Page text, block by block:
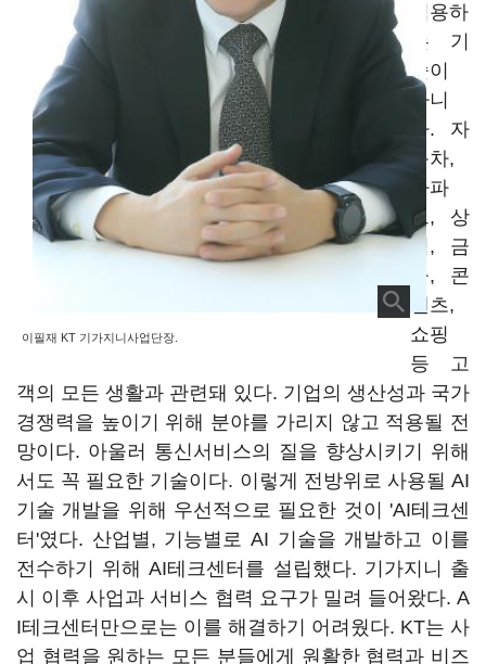
이필재 KT 기가지니사업단장.
적용하
는 기
술이
아니
다. 자
동차,
아파
트, 상
점, 금
융, 콘
텐츠,
쇼핑
등 고
객의 모든 생활과 관련돼 있다. 기업의 생산성과 국가
경쟁력을 높이기 위해 분야를 가리지 않고 적용될 전
망이다. 아울러 통신서비스의 질을 향상시키기 위해
서도 꼭 필요한 기술이다. 이렇게 전방위로 사용될 AI
기술 개발을 위해 우선적으로 필요한 것이 'AI테크센
터'였다. 산업별, 기능별로 AI 기술을 개발하고 이를
전수하기 위해 AI테크센터를 설립했다. 기가지니 출
시 이후 사업과 서비스 협력 요구가 밀려 들어왔다. A
I테크센터만으로는 이를 해결하기 어려웠다. KT는 사
업 협력을 원하는 모든 분들에게 원활한 협력과 비즈